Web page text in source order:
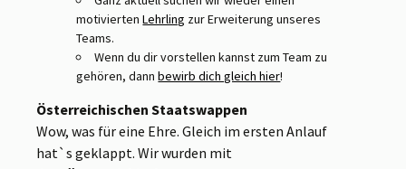
motiviertenLehrling zur Erweiterung unseres
Teams.
Wenn du dir vorstellen kannst zum Team zu
gehören, dannbewirb dich gleich hier!
Österreichischen Staatswappen
Wow, was für eine Ehre. Gleich im ersten Anlauf
hat`s geklappt. Wir wurden mit